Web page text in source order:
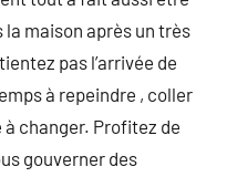
maison après un très
pas l’arrivée de
à repeindre , coller
changer. Profitez de
gouverner des